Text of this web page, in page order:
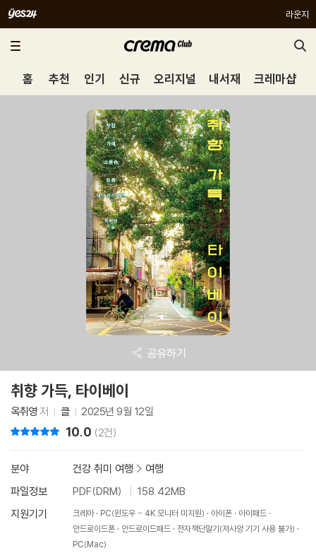
라운지
홈 추천 인기 신규 오리지널 내서재 크레마샵
공유하기
취향 가득, 타이베이
옥취영 저 클 2025년 9월 12일
10.0 (2건)
분야 건강 취미 여행 > 여행
파일정보
PDF(DRM)
158.42MB
지원기기
크레마 PC(윈도우 - 4K 모니터 미지원) 아이폰
아이패드
안드로이드폰
안드로이드패드
전자책단말기(저사양 기기 사용 불가)
PC(Mac)